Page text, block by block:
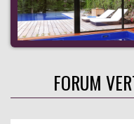
FORUM